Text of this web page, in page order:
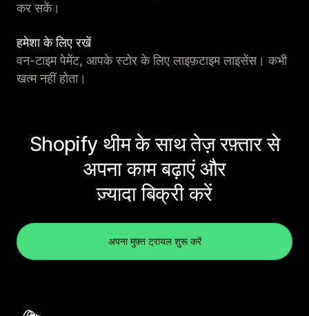
कर सकें।
हमेशा के लिए रखें
वन-टाइम पेमेंट, आपके स्टोर के लिए लाइफ़टाइम लाइसेंस। कभी
खत्म नहीं होता।
Shopify थीम के साथ तेज़ रफ़्तार से
अपना काम बढ़ाएं और
ज़्यादा बिक्री करें
अपना मुफ़्त ट्रायल शुरू करें